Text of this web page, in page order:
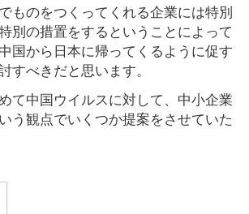
ものをつくってくれる企業には特別
別の措置をするということによって
国から日本に帰ってくるように促す
すべきだと思います。
て中国ウイルスに対して、中小企業
う観点でいくつか提案をさせていた